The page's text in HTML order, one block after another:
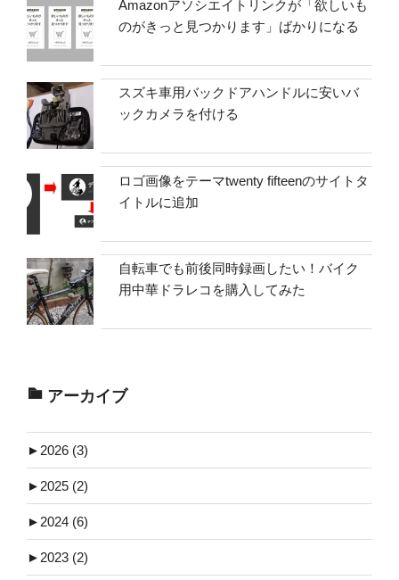
Amazonアソシエイトリンクが「欲しいも
のがきっと見つかります」ばかりになる
スズキ車用バックドアハンドルに安いバ
ックカメラを付ける
ロゴ画像をテーマtwenty fifteenのサイトタ
イトルに追加
自転車でも前後同時録画したい！バイク
用中華ドラレコを購入してみた
アーカイブ
► 2026 (3)
► 2025 (2)
► 2024 (6)
► 2023 (2)